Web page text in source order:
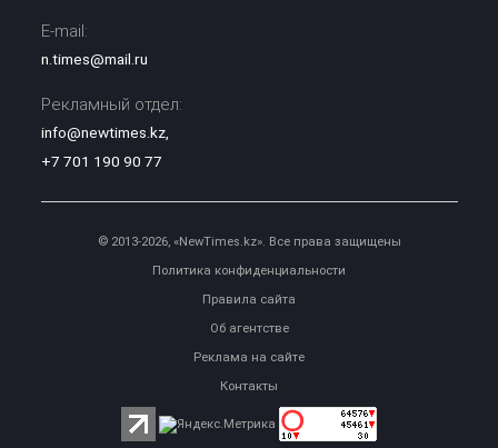
E-mail:
n.times@mail.ru
Рекламный отдел:
info@newtimes.kz,
+7 701 190 90 77
© 2013-2026, «NewTimes.kz». Все права защищены
Политика конфиденциальности
Правила сайта
Об агентстве
Реклама на сайте
Контакты